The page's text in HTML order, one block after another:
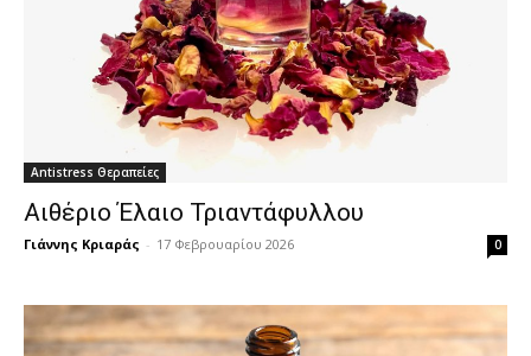
Antistress Θεραπείες
Αιθέριο Έλαιο Τριαντάφυλλου
Γιάννης Κριαράς - 17 Φεβρουαρίου 2026 0